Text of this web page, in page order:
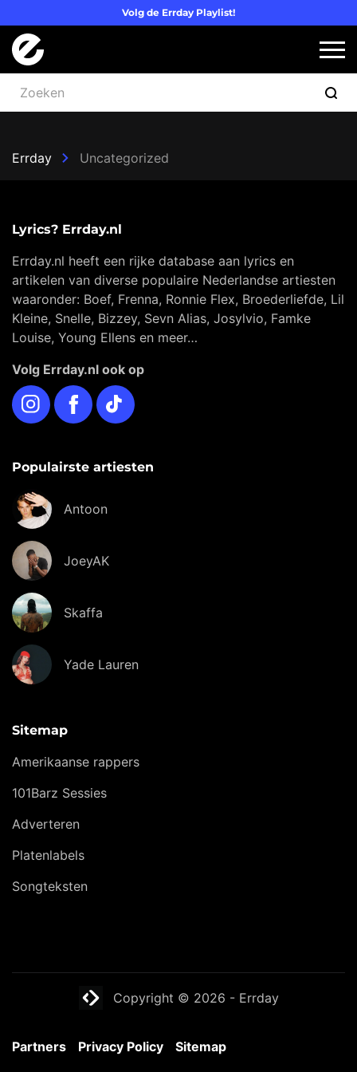
Volg de Errday Playlist!
Errday Uncategorized
Lyrics? Errday.nl
Errday.nl heeft een rijke database aan lyrics en
artikelen van diverse populaire Nederlandse artiesten
waaronder: Boef, Frenna, Ronnie Flex, Broederliefde, Lil
Kleine, Snelle, Bizzey, Sevn Alias, Josylvio, Famke
Louise, Young Ellens en meer…
Volg Errday.nl ook op
InstagramFacebookTikTok
Populairste artiesten
Antoon
JoeyAK
Skaffa
Yade Lauren
Sitemap
Amerikaanse rappers
101Barz Sessies
Adverteren
Platenlabels
Songteksten
Website laten maken? | Brthmrk
Copyright © 2026 - Errday
Partners Privacy Policy Sitemap